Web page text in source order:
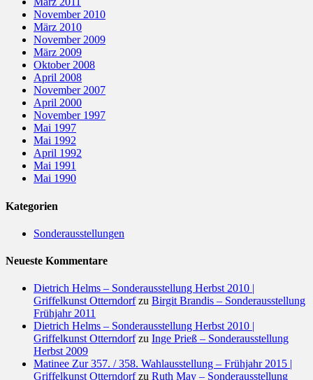
November 2010
März 2010
November 2009
März 2009
Oktober 2008
April 2008
November 2007
April 2000
November 1997
Mai 1997
Mai 1992
April 1992
Mai 1991
Mai 1990
Kategorien
Sonderausstellungen
Neueste Kommentare
Dietrich Helms – Sonderausstellung Herbst 2010 |
Griffelkunst Otterndorfzu Birgit Brandis – Sonderausstellung
Frühjahr 2011
Dietrich Helms – Sonderausstellung Herbst 2010 |
Griffelkunst Otterndorfzu Inge Prieß – Sonderausstellung
Herbst 2009
Matinee Zur 357. / 358. Wahlausstellung – Frühjahr 2015 |
Griffelkunst Otterndorfzu Ruth May – Sonderausstellung